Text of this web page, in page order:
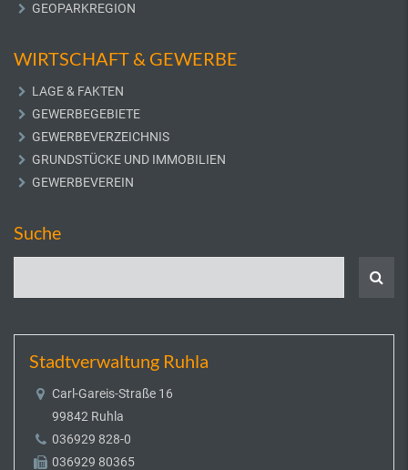
GEOPARKREGION
WIRTSCHAFT & GEWERBE
LAGE & FAKTEN
GEWERBEGEBIETE
GEWERBEVERZEICHNIS
GRUNDSTÜCKE UND IMMOBILIEN
GEWERBEVEREIN
Suche
Stadtverwaltung Ruhla
Carl-Gareis-Straße 16
99842 Ruhla
036929 828-0
036929 80365